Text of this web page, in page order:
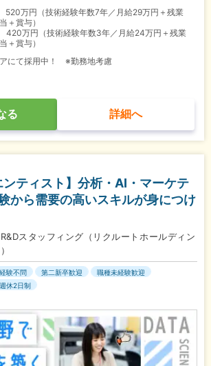
520万円（技術経験年数7年／月給29万円＋残業
＋賞与）
420万円（技術経験年数3年／月給24万円＋残業
＋賞与）
にて採用中！ ※勤務地考慮
る 詳細へ
ンティスト】分析・AI・マーケテ
から需要の高いスキルが身につけ
スタッフィング（リクルートホールディン
験不問 第二新卒歓迎
職種未経験歓迎
休2日制